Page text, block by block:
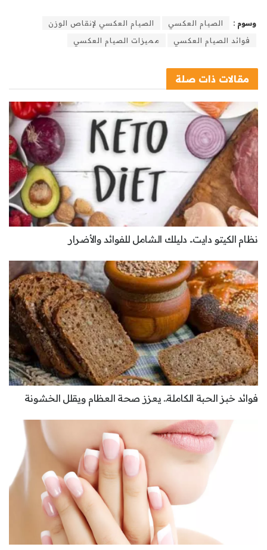
وسوم : الصيام العكسي
الصيام العكسي لإنقاص الوزن
فوائد الصيام العكسي
مميزات الصيام العكسي
مقالات ذات صلة
نظام الكيتو دايت.. دليلك الشامل للفوائد والأضرار
فوائد خبز الحبة الكاملة.. يعزز صحة العظام ويقلل الخشونة